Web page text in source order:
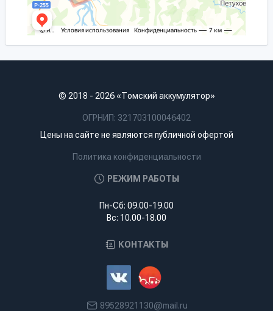
© 2018 - 2026 «Томский аккумулятор»
ОГРНИП: 321703100046402
Цены на сайте не являются публичной офертой
Политика конфиденциальности
РЕЖИМ РАБОТЫ
Пн-Сб: 09.00-19.00
Вс: 10.00-18.00
КОНТАКТЫ
89528921130@mail.ru